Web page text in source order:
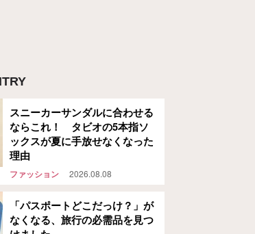
スニーカーサンダルに合わせる
ならこれ！ タビオの5本指ソ
ックスが夏に手放せなくなった
理由
ファッション 2026.08.08
「パスポートどこだっけ？」が
なくなる、旅行の必需品を見つ